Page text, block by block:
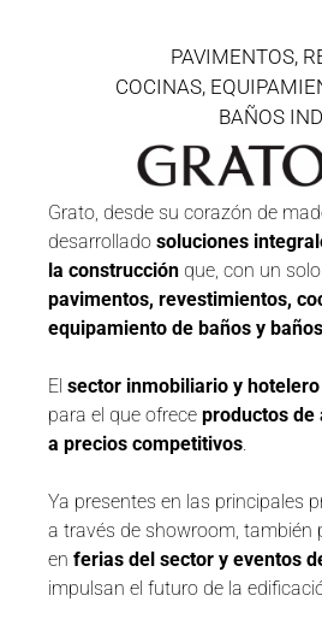
PAVIMENTOS,
COCINAS,
BAÑOS
Grato, desde su corazón de
desarrollado soluciones
la construcción que, con un
pavimentos, revestimientos,
equipamiento de baños y
El sector inmobiliario y hotelero
para el que ofrece productos de
a precios competitivos.
Ya presentes en las principales
a través de showroom, también
en ferias del sector y eventos
impulsan el futuro de la